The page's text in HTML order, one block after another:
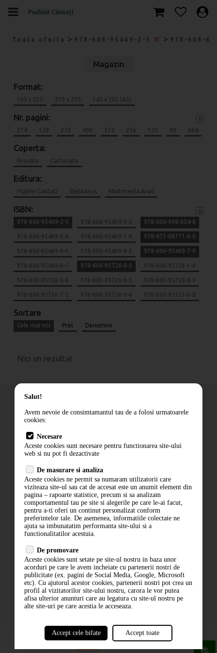
Toata oferta > 978-606-95469-2-5 > 978-606-
Magazin
Format:
165 x 235 210 x 210 145 x 205 (A5)
Nr. pagini:
274 120 270 400 334 256 120 80 664
Coperta:
Brosata Cartonata
Editura:
Psalmii Cantati Stephanus Multimedia Arad
ISBN:
978-606-95469-2-5 978-606-95469-3-2 978-606-698-054-8
978-606-95469-5-6 978-606-95469-1-8 978-973-88771-6-0
978-606-95469-0-1 978-606-95469-6-3 978-606-95469-7-0
978-606-95469-8-7 978-606-95726-0-3 978-606-95726-1-0
978-606-95726-5-8 978-606-95726-6-5 978-606-95726-8-9
978-606-95726-7-2 978-606-95726-9-6 978-630-95153-0-8
Sortare
Cele mai noi Pret Denumire
Nici un rezultat
Cum comand
Livrare
Contact
Politica de confidentialitate
ANPC
ABONARE LA NEWSLETTER
ABONARE
Salut!
Avem nevoie de consimtamantul tau de a folosi urmatoarele
cookies:
Necesare
Aceste cookies sunt necesare pentru functionarea site-ului
web si nu pot fi dezactivate
De masurare si analiza
Aceste cookies ne permit sa numaram utilizatorii care
viziteaza site-ul sau cat de accesat este un anumit element din
pagina – rapoarte statistice, precum si sa analizam
comportamentul tau pe site si alegerile pe care le-ai facut,
pentru a-ti oferi un continut personalizat conform
preferintelor tale. De asemenea, informatiile colectate ne
ajuta sa imbunatatim performanta site-ului si a
functionalitatilor acestuia.
De promovare
Aceste cookies sunt setate pe site-ul nostru in baza unor
acorduri pe care le avem incheiate cu partenerii nostri de
publicitate (ex. pagini de Social Media, Google, Microsoft
etc). Cu ajutorul acestor cookies, partenerii nostri pot crea un
profil al vizitatorilor site-ului nostru, carora le vor putea
afisa ulterior anunturi care au legatura cu site-ul nostru pe
alte site-uri pe care acestia le acceseaza.
Accept cele bifate Accept toate